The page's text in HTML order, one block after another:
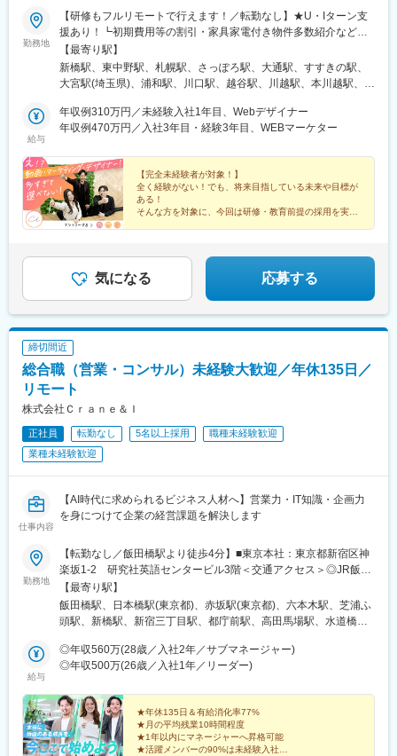
勤務地
【研修もフルリモートで行えます！／転勤なし】★U・Iターン支
援あり！┗初期費用等の割引・家具家電付き物件多数紹介など★
フルリモート・テレワークOKな案件も！＜本社オフィス＞東京都
港区新橋1-12-9 新橋プレイス7F└各線「新橋駅」徒歩5分以内＜
支社オフィス＞東京都中野区東中野4-7-18 岡藤ビル203└各線
【最寄り駅】
新橋駅、東中野駅、札幌駅、さっぽろ駅、大通駅、すすきの駅、
大宮駅(埼玉県)、浦和駅、川口駅、越谷駅、川越駅、本川越駅、千
柏駅、東京駅、大手町駅(東京都)、新宿駅、新宿駅(東京メトロ)、
新宿三丁目駅、池袋駅、東池袋駅、五反田駅、六本木駅、品川
都)、渋谷駅、上野駅、京成上野駅、錦糸町駅、恵比寿駅、水道橋
駅、後楽園駅、木場駅(東京都)、中目黒駅、中野駅(東京都)、横浜
駅、川崎駅、桜木町駅、武蔵小杉駅、溝の口駅、武蔵溝ノ口駅、
西梅田駅、大阪駅、大阪梅田駅(阪神線)、梅田駅(地下鉄)、大阪梅
田駅(阪急線)、心斎橋駅、なんば駅(地下鉄)、大阪難波駅、なんば
合駅(東京都)、西４丁目駅、狸小路駅、二重橋前駅、大崎広小路
駅、乃木坂駅、高輪台駅、竹芝駅、神泉駅、稲荷町駅(東京都)、住
吉駅(東京都)、代官山駅、春日駅(東京都)、新高島駅、京急川崎
学校前駅、栄町駅(千葉県)、東海神駅、都電雑司ケ谷駅、高輪ゲー
トウェイ駅、高島町駅、馬車道駅、高津駅(神奈川県)、四ツ橋駅、
天王寺駅前駅、天神南駅、名鉄名古屋駅
給与
年収例310万円／未経験入社1年目、Webデザイナー
年収例470万円／入社3年目・経験3年目、WEBマーケター
【完全未経験者が対象！】
全く経験がない！でも、将来目指している未来や目標が
ある！
そんな方を対象に、今回は研修・教育前提の採用を実施
気になる 応募する
締切間近
総合職（営業・コンサル）未経験大歓迎／年休135日／
リモート
株式会社Ｃｒａｎｅ＆Ｉ
正社員 転勤なし 5名以上採用
職種未経験歓迎
業種未経験歓迎
仕事内容
【AI時代に求められるビジネス人材へ】営業力・IT知識・企画力
を身につけて企業の経営課題を解決します
勤務地
【転勤なし／飯田橋駅より徒歩4分】■東京本社：東京都新宿区神
楽坂1-2 研究社英語センタービル3階＜交通アクセス＞◎JR飯田
橋駅 西口より徒歩4分◎東京メトロ飯田橋駅 B3出口より徒歩4分※
担当プロジェクトにより、将来的にリモートワーク（在宅勤務）
も可能です！
【最寄り駅】
飯田橋駅、日本橋駅(東京都)、赤坂駅(東京都)、六本木駅、芝浦ふ
頭駅、新橋駅、新宿三丁目駅、都庁前駅、高田馬場駅、水道橋
青海駅(東京都)、豊洲駅、有明駅(東京都)、亀戸駅、木場駅(東京
都)、天王洲アイル駅、立会川駅、大崎広小路駅、自由が丘駅、蒲
駅、明治神宮前駅、原宿駅、恵比寿駅、中野駅(東京都)、荻窪駅、
池袋駅、向原駅(東京都)、都電雑司ケ谷駅、赤羽駅、南千住駅、東
武練馬駅、光が丘駅、北千住駅、亀有駅、西葛西駅、吉祥寺駅、
井の頭公園駅、三鷹駅、府中競馬正門前駅、調布駅、町田駅、南
給与
◎年収560万(28歳／入社2年／サブマネージャー)
◎年収500万(26歳／入社1年／リーダー)
★年休135日＆有給消化率77%
★月の平均残業10時間程度
★1年以内にマネージャーへ昇格可能
★活躍メンバーの90%は未経験入社